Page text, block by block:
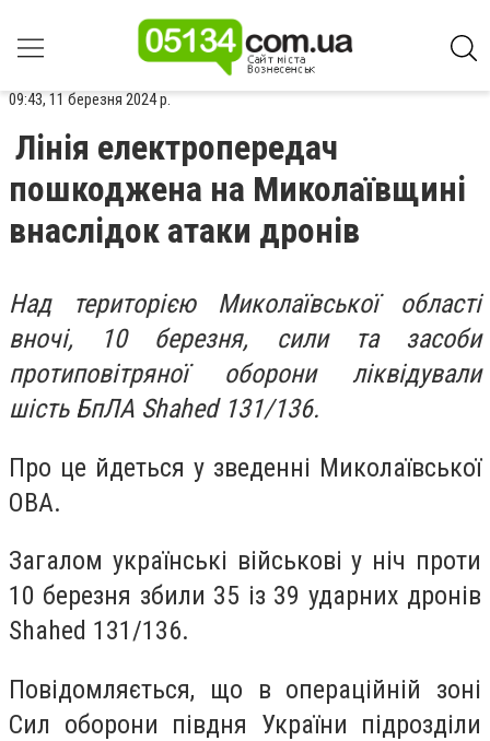
09:43, 11 березня 2024 р.
Лінія електропередач
пошкоджена на Миколаївщині
внаслідок атаки дронів
Над територією Миколаївської області
вночі, 10 березня, сили та засоби
протиповітряної оборони ліквідували
шість БпЛА Shahed 131/136.
Про це йдеться у зведенні Миколаївської
ОВА.
Загалом українські військові у ніч проти
10 березня збили 35 із 39 ударних дронів
Shahed 131/136.
Повідомляється, що в операційній зоні
Сил оборони півдня України підрозділи